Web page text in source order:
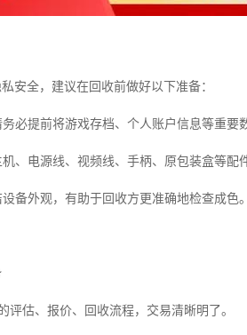
安全，建议在回收前做好以下准备：
必提前将游戏存档、个人账户信息等重
、电源线、视频线、手柄、原包装盒等配
备外观，有助于回收方更准确地检查成色。
评估、报价、回收流程，交易清晰明了。